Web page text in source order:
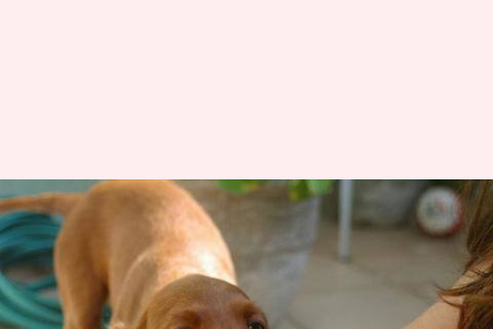
डॉक्टर की महिला को अजीबो-गरीब
सलाह, कुत्ता आपको काटे तो आप
भी कुत्ते को काट लो
लेखन प्रदीप मौर्य Jun 29, 2019 02:00 pm